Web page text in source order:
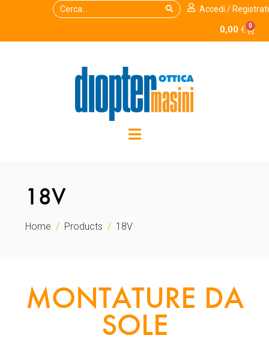
Accedi / Registrati
0,00 € 0
18V
Home Products 18V
MONTATURE DA
SOLE